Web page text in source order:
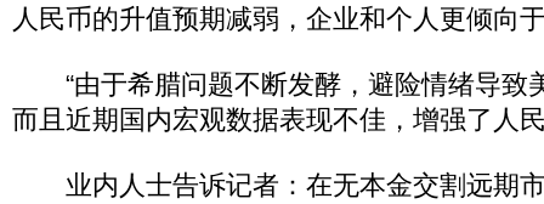
人民币的升值预期减弱，企业和个人更倾向
“由于希腊问题不断发酵，避险情绪导致
而且近期国内宏观数据表现不佳，增强了人
业内人士告诉记者：在无本金交割远期